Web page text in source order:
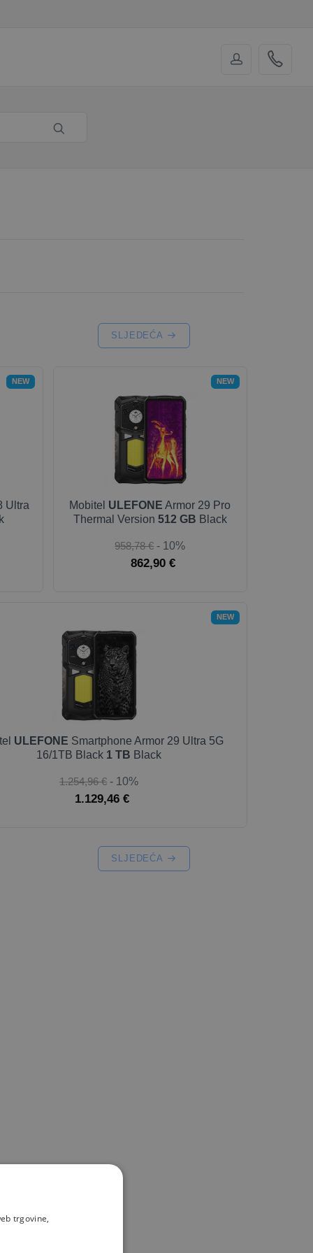
SLJEDEĆA
NEW
Ultra
NEW
Mobitel ULEFONE Armor 29 Pro
Thermal Version 512 GB Black
958,78 € - 10%
862,90 €
NEW
ULEFONE Smartphone Armor 29 Ultra 5G
16/1TB Black 1 TB Black
1.254,96 € - 10%
1.129,46 €
SLJEDEĆA
trgovine,